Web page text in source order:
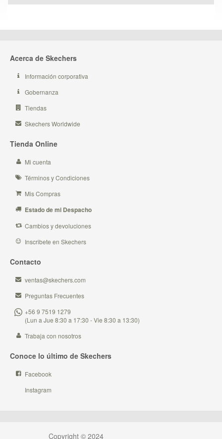
Acerca de Skechers
Información corporativa
Gobernanza
Tiendas
Skechers Worldwide
Tienda Online
Mi cuenta
Términos y Condiciones
Mis Compras
Estado de mi Despacho
Cambios y devoluciones
Inscribete en Skechers
Contacto
ventas@skechers.com
Preguntas Frecuentes
+56 9 7519 1279
(Lun a Jue 8:30 a 17:30 - Vie 8:30 a 13:30)
Trabaja con nosotros
Conoce lo último de Skechers
Facebook
Instagram
Copyright © 2024